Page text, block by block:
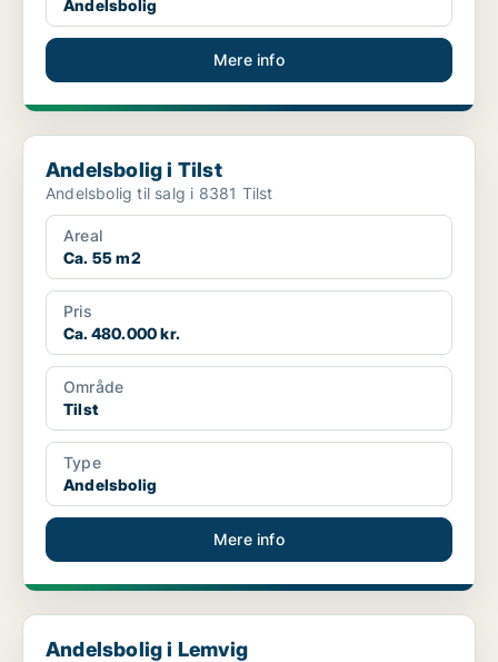
Andelsbolig
Mere info
Andelsbolig i Tilst
Andelsbolig i Tilst
Andelsbolig til salg i 8381 Tilst
Areal
Ca. 55 m2
Pris
Ca. 480.000 kr.
Område
Tilst
Type
Andelsbolig
Mere info
Andelsbolig i Lemvig
Andelsbolig i Lemvig